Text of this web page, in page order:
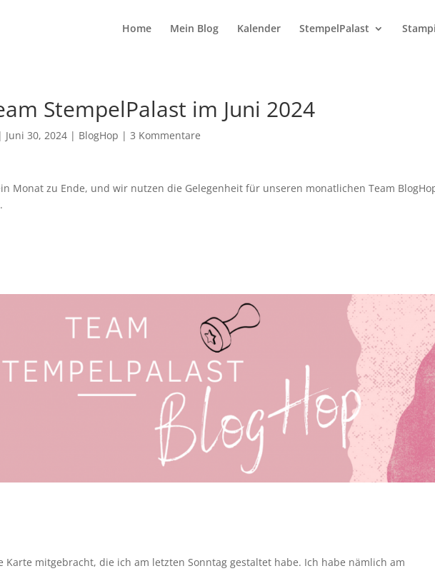
Home Mein Blog Kalender StempelPalast
StempelPalast im Juni 2024
| Juni 30, 2024 | BlogHop |3 Kommentare
Monat zu Ende, und wir nutzen die Gelegenheit für unseren monatlichen Team
Karte mitgebracht, die ich am letzten Sonntag gestaltet habe. Ich habe nämlich am